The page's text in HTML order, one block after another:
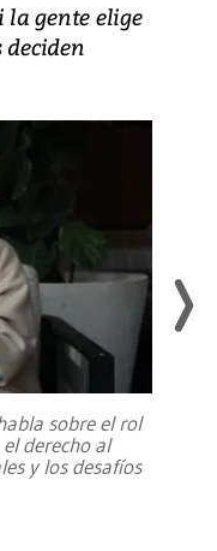
la gente elige
deciden
sobre el rol
derecho al
y los desafíos